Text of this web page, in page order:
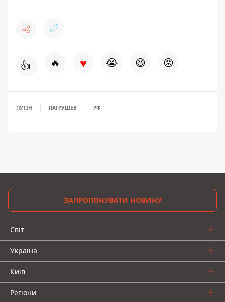
👍 🔥 ♥ 😭 😆 😡
ПУТІН ПАТРУШЕВ РФ
ЗАПРОПОНУВАТИ НОВИНУ
Світ
Україна
Київ
Регіони